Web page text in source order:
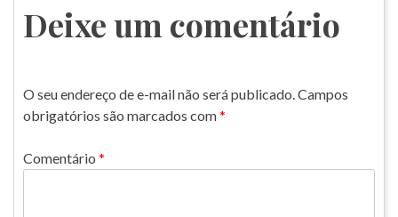
Post
Deixe um comentário
O seu endereço de e-mail não será publicado.Campos
obrigatórios são marcados com*
Comentário *